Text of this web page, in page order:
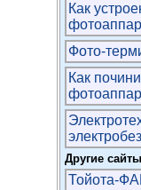
Как
Фото-
Как
Другие
Тойота-